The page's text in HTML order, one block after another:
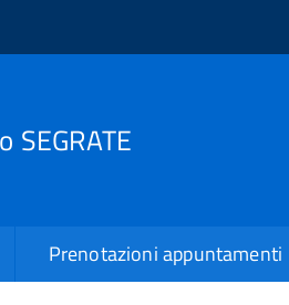
Prenotazioni appuntamenti